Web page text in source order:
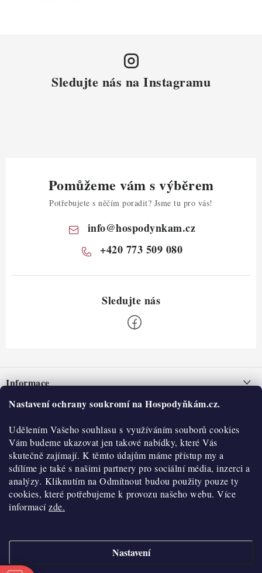
Nastavení ochrany soukromí na Hospodyňkám.cz.
Udělením Vašeho souhlasu s využíváním souborů cookies
Vám budeme ukazovat jen takové nabídky, které Vás
skutečně zajímají. K těmto údajům máme přístup my a
sdílíme je také s našimi partnery pro sociální média, inzerci a
analýzy. Kliknutím na Odmítnout budou použity pouze ty
cookies, které potřebujeme k provozu našeho webu. Více
informacízde.
Nastavení
Sledujte nás na Instagramu
Pomůžeme vám s výběrem
Potřebujete s něčím poradit? Jsme tu pro vás!
info@hospodynkam.cz
+420 773 509 080
pInformace
Nepřevzetí zásilky na dobírku
Obchodní podmínky
Hodnocení obchodu
Blog
Moje objednávka
O nás
Historie
Kontakty
O nákupu
Reklamace a vratky
Výdejní místa
Copyright 2026